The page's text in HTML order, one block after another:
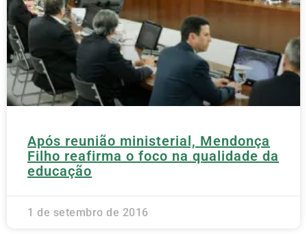
Após reunião ministerial, Mendonça
Filho reafirma o foco na qualidade da
educação
1 de setembro de 2016